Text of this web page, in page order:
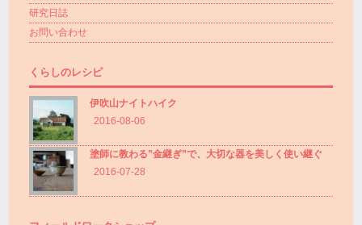
研究日誌
お問い合わせ
くらしのレシピ
伊吹山ナイトハイク
2016-08-06
塗師に教わる”金継ぎ”で、大切な器を美しく使い継ぐ
2016-07-28